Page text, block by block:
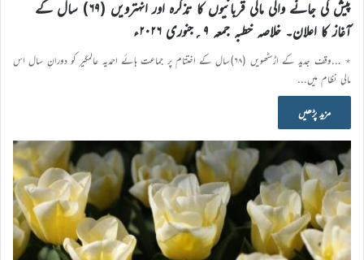
پیش کی جانے والی مالی قربانیوں کا تذکرہ اور انہترویں (۶۹) سال کے
آغاز کا اعلان۔ خلاصہ خطبہ جمعہ ۹؍جنوری ۲۰۲۶ء
٭ …وقف جدید کے اڑسٹھویں (۶۸)سال کے اختتام پر جماعت ہائے احمدیہ عالمگیر کو دورانِ سال اس
مالی نظام میں…
مزید پڑھیں